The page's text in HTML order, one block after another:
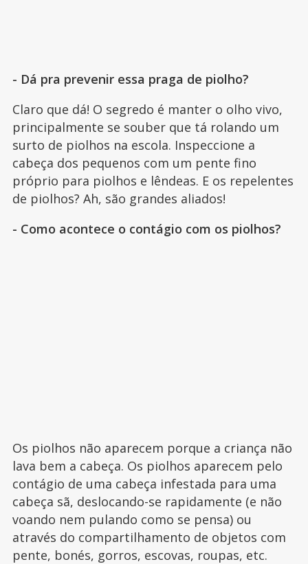
- Dá pra prevenir essa praga de piolho?
Claro que dá! O segredo é manter o olho vivo,
principalmente se souber que tá rolando um
surto de piolhos na escola. Inspeccione a
cabeça dos pequenos com um pente fino
próprio para piolhos e lêndeas. E os repelentes
de piolhos? Ah, são grandes aliados!
- Como acontece o contágio com os piolhos?
Os piolhos não aparecem porque a criança não
lava bem a cabeça. Os piolhos aparecem pelo
contágio de uma cabeça infestada para uma
cabeça sã, deslocando-se rapidamente (e não
voando nem pulando como se pensa) ou
através do compartilhamento de objetos com
pente, bonés, gorros, escovas, roupas, etc.